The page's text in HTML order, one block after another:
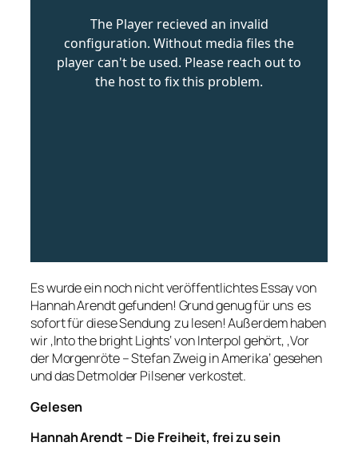
Es wurde ein noch nicht veröffentlichtes Essay von
Hannah Arendt gefunden! Grund genug für uns es
sofort für diese Sendung zu lesen! Außerdem haben
wir ‚Into the bright Lights‘ von Interpol gehört, ‚Vor
der Morgenröte – Stefan Zweig in Amerika‘ gesehen
und das Detmolder Pilsener verkostet.
Gelesen
Hannah Arendt – Die Freiheit, frei zu sein